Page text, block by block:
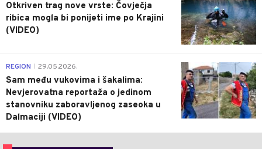
Otkriven trag nove vrste: Čovječja
ribica mogla bi ponijeti ime po Krajini
(VIDEO)
0
REGION 29.05.2026.
Sam među vukovima i šakalima:
Nevjerovatna reportaža o jedinom
stanovniku zaboravljenog zaseoka u
Dalmaciji (VIDEO)